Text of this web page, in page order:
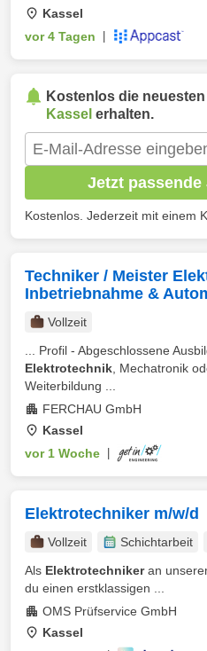
Kassel
vor 4 Tagen
Kostenlos die neuesten
Kassel erhalten.
Jetzt
Kostenlos. Jederzeit mit einem
Techniker / Meister
Inbetriebnahme &
Vollzeit
... Profil - Abgeschlossene
Elektrotechnik , Mechatronik
Weiterbildung ...
FERCHAU GmbH
Kassel
vor 1 Woche
Elektrotechniker m/w/d
Vollzeit Schichtarbeit
Als Elektrotechnikeran
du einen erstklassigen ...
OMS Prüfservice GmbH
Kassel